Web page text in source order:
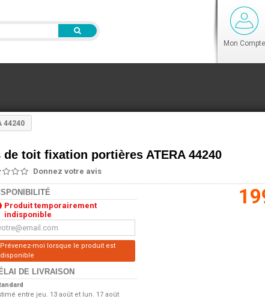
Mon Compte
44240
de toit fixation portières ATERA 44240
Donnez votre avis
Produit temporairement
indisponible
Prévenez-moi lorsque le produit est
disponible
DE LIVRAISON
entre jeu. 13 août et lun. 17 août